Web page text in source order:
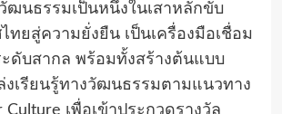
ฒนธรรมเป็นหนึ่งในเสาหลักขับ
ทยสู่ความยั่งยืน เป็นเครื่องมือเชื่อม
ะดับสากล พร้อมทั้งสร้างต้นแบบ
เรียนรู้ทางวัฒนธรรมตามแนวทาง
Culture เพื่อเข้าประกวดรางวัล